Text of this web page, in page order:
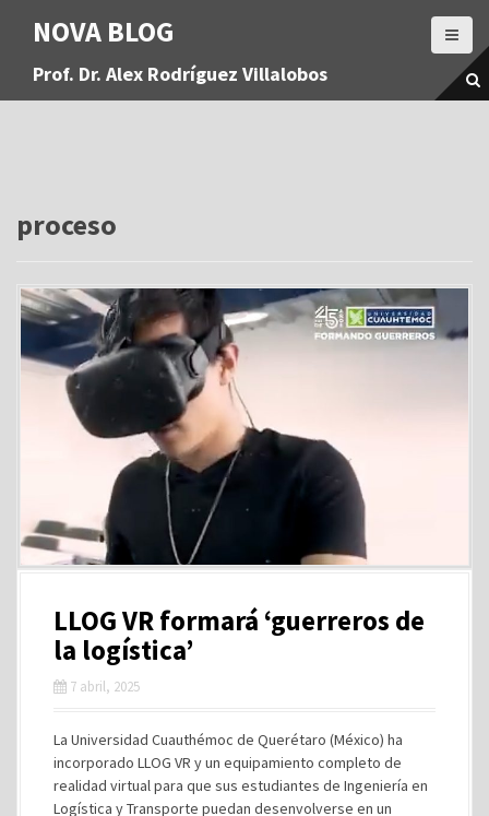
a
NOVA BLOG
Prof. Dr. Alex Rodríguez Villalobos
proceso
LLOG VR formará ‘guerreros de
la logística’
7 abril, 2025
La Universidad Cuauthémoc de Querétaro (México) ha
incorporado LLOG VR y un equipamiento completo de
realidad virtual para que sus estudiantes de Ingeniería en
Logística y Transporte puedan desenvolverse en un